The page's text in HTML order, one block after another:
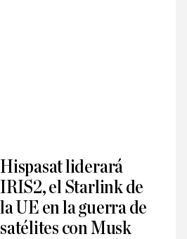
Hispasat liderará
IRIS2, el Starlink de
la UE en la guerra de
satélites con Musk